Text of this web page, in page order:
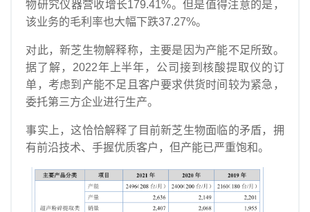
物研究仪器营收增长179.41%。但是值得注意的是，
该业务的毛利率也大幅下跌37.27%。
对此，新芝生物解释称，主要是因为产能不足所致。
据了解，2022年上半年，公司接到核酸提取仪的订
单，考虑到产能不足且客户要求供货时间较为紧急，
委托第三方企业进行生产。
事实上，这恰恰解释了目前新芝生物面临的矛盾，拥
有前沿技术、手握优质客户，但产能已严重饱和。